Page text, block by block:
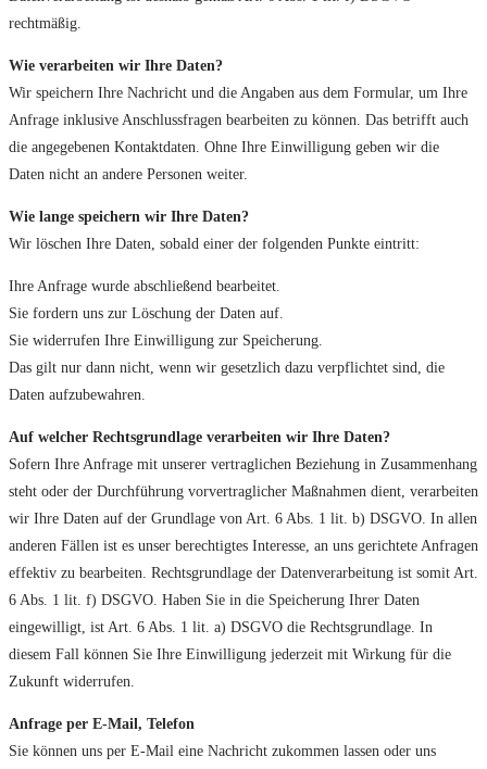
rechtmäßig.
Wie verarbeiten wir Ihre Daten?
Wir speichern Ihre Nachricht und die Angaben aus dem Formular, um Ihre
Anfrage inklusive Anschlussfragen bearbeiten zu können. Das betrifft auch
die angegebenen Kontaktdaten. Ohne Ihre Einwilligung geben wir die
Daten nicht an andere Personen weiter.
Wie lange speichern wir Ihre Daten?
Wir löschen Ihre Daten, sobald einer der folgenden Punkte eintritt:
Ihre Anfrage wurde abschließend bearbeitet.
Sie fordern uns zur Löschung der Daten auf.
Sie widerrufen Ihre Einwilligung zur Speicherung.
Das gilt nur dann nicht, wenn wir gesetzlich dazu verpflichtet sind, die
Daten aufzubewahren.
Auf welcher Rechtsgrundlage verarbeiten wir Ihre Daten?
Sofern Ihre Anfrage mit unserer vertraglichen Beziehung in Zusammenhang
steht oder der Durchführung vorvertraglicher Maßnahmen dient, verarbeiten
wir Ihre Daten auf der Grundlage von Art. 6 Abs. 1 lit. b) DSGVO. In allen
anderen Fällen ist es unser berechtigtes Interesse, an uns gerichtete Anfragen
effektiv zu bearbeiten. Rechtsgrundlage der Datenverarbeitung ist somit Art.
6 Abs. 1 lit. f) DSGVO. Haben Sie in die Speicherung Ihrer Daten
eingewilligt, ist Art. 6 Abs. 1 lit. a) DSGVO die Rechtsgrundlage. In
diesem Fall können Sie Ihre Einwilligung jederzeit mit Wirkung für die
Zukunft widerrufen.
Anfrage per E-Mail, Telefon
Sie können uns per E-Mail eine Nachricht zukommen lassen oder uns